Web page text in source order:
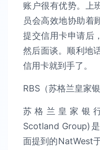
账户很有优势。上
员会高效地协助着
提交信用卡申请后
然后面谈。顺利地
信用卡就到手了。
RBS（苏格兰皇家银
苏格兰皇家银
Scotland Group)
面提到的NatWest